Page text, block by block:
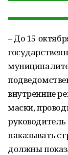
– До 15
внутренние
маски,
наказывать
должны